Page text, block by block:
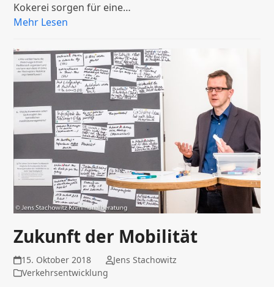
Kokerei sorgen für eine…
Mehr Lesen
Zukunft der Mobilität
15. Oktober 2018
Jens Stachowitz
Verkehrsentwicklung